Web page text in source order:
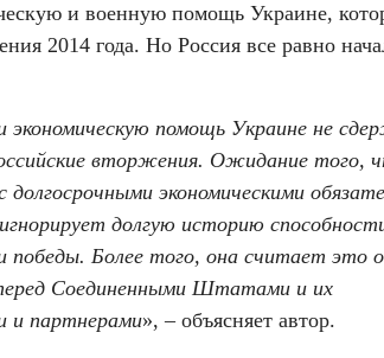
и военную помощь Украине,
2014 года. Но Россия все равно
помощь Украине не
вторжения. Ожидание того,
экономическими
долгую историю
победы. Более того, она считает это
Соединенными Штатами и их
и партнерами», – объясняет автор.